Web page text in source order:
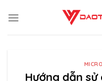
Hướng dẫn sử